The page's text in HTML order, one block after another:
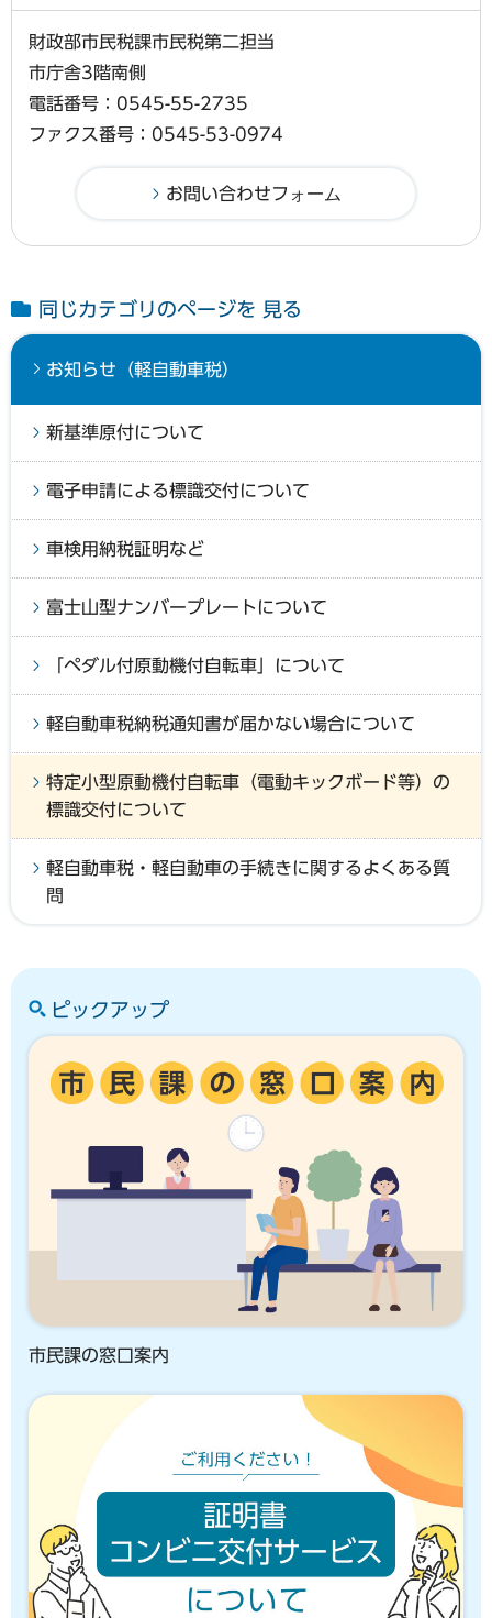
財政部市民税課市民税第二担当
市庁舎3階南側
電話番号：0545-55-2735
ファクス番号：0545-53-0974
同じカテゴリのページを 見る
お知らせ（軽自動車税）
新基準原付について
電子申請による標識交付について
車検用納税証明など
富士山型ナンバープレートについて
「ペダル付原動機付自転車」について
軽自動車税納税通知書が届かない場合について
特定小型原動機付自転車（電動キックボード等）の
標識交付について
軽自動車税・軽自動車の手続きに関するよくある質
問
ピックアップ
市民課の窓口案内